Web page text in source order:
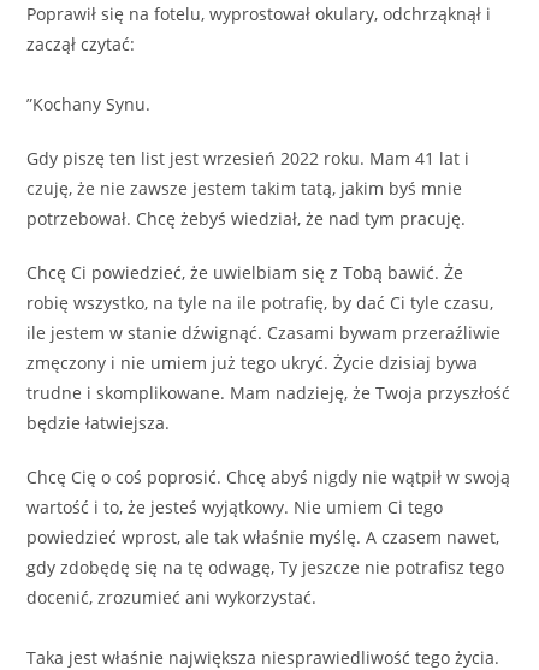
Poprawił się na fotelu, wyprostował okulary, odchrząknął i
zaczął czytać:
”Kochany Synu.
Gdy piszę ten list jest wrzesień 2022 roku. Mam 41 lat i
czuję, że nie zawsze jestem takim tatą, jakim byś mnie
potrzebował. Chcę żebyś wiedział, że nad tym pracuję.
Chcę Ci powiedzieć, że uwielbiam się z Tobą bawić. Że
robię wszystko, na tyle na ile potrafię, by dać Ci tyle czasu,
ile jestem w stanie dźwignąć. Czasami bywam przeraźliwie
zmęczony i nie umiem już tego ukryć. Życie dzisiaj bywa
trudne i skomplikowane. Mam nadzieję, że Twoja przyszłość
będzie łatwiejsza.
Chcę Cię o coś poprosić. Chcę abyś nigdy nie wątpił w swoją
wartość i to, że jesteś wyjątkowy. Nie umiem Ci tego
powiedzieć wprost, ale tak właśnie myślę. A czasem nawet,
gdy zdobędę się na tę odwagę, Ty jeszcze nie potrafisz tego
docenić, zrozumieć ani wykorzystać.
Taka jest właśnie największa niesprawiedliwość tego życia.